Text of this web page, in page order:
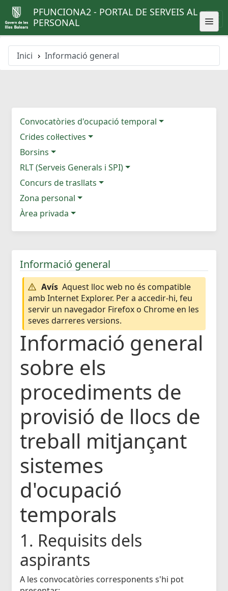
PFUNCIONA2 - PORTAL DE SERVEIS AL
PERSONAL
Inici Informació general
Convocatòries d'ocupació temporal
Crides col·lectives
Borsins
RLT (Serveis Generals i SPI)
Concurs de trasllats
Zona personal
Àrea privada
Informació general
Avís Aquest lloc web no és compatible
amb Internet Explorer. Per a accedir-hi, feu
servir un navegador Firefox o Chrome en les
seves darreres versions.
Informació general
sobre els
procediments de
provisió de llocs de
treball mitjançant
sistemes
d'ocupació
temporals
1. Requisits dels
aspirants
A les convocatòries corresponents s'hi pot